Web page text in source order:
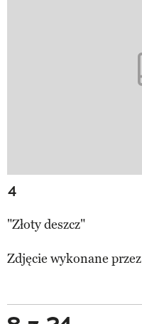
4
"Złoty deszcz"
Zdjęcie wykonane przez